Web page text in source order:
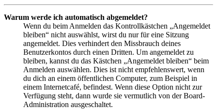
Warum werde ich automatisch abgemeldet?
Wenn du beim Anmelden das Kontrollkästchen „Angemeldet
bleiben“ nicht auswählst, wirst du nur für eine Sitzung
angemeldet. Dies verhindert den Missbrauch deines
Benutzerkontos durch einen Dritten. Um angemeldet zu
bleiben, kannst du das Kästchen „Angemeldet bleiben“ beim
Anmelden auswählen. Dies ist nicht empfehlenswert, wenn
du dich an einem öffentlichen Computer, zum Beispiel in
einem Internetcafé, befindest. Wenn diese Option nicht zur
Verfügung steht, dann wurde sie vermutlich von der Board-
Administration ausgeschaltet.